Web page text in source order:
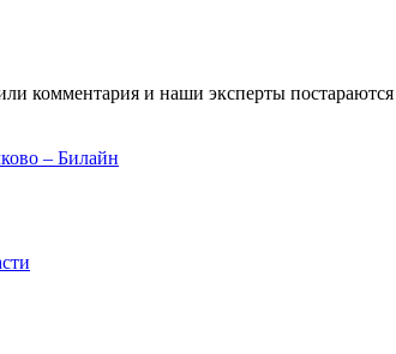
комментария и наши эксперты
– Билайн